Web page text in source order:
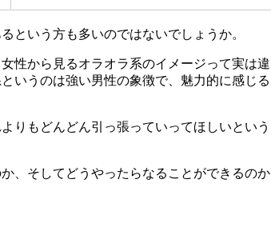
という方も多いのではないでしょうか。
性から見るオラオラ系のイメージって実は違
いうのは強い男性の象徴で、魅力的に感じる
りもどんどん引っ張っていってほしいという
、そしてどうやったらなることができるのか